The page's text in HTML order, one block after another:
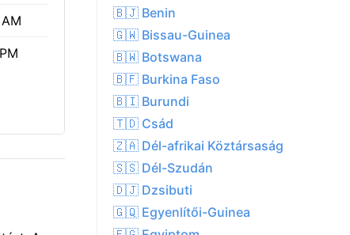
🇧🇯 Benin
🇬🇼 Bissau-Guinea
🇧🇼 Botswana
🇧🇫 Burkina Faso
🇧🇮 Burundi
🇹🇩 Csád
🇿🇦 Dél-afrikai Köztársaság
🇸🇸 Dél-Szudán
🇩🇯 Dzsibuti
🇬🇶 Egyenlítői-Guinea